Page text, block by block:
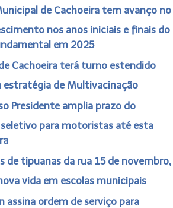
de Cachoeira tem avanço no
nos anos iniciais e finais do
em 2025
Cachoeira terá turno estendido
estratégia de Multivacinação
Presidente amplia prazo do
para motoristas até esta
de tipuanas da rua 15 de novembro,
vida em escolas municipais
assina ordem de serviço para